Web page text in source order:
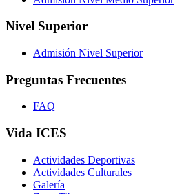
Nivel Superior
Admisión Nivel Superior
Preguntas Frecuentes
FAQ
Vida ICES
Actividades Deportivas
Actividades Culturales
Galería